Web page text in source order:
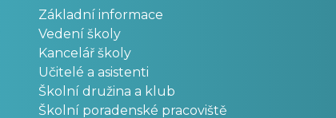
Základní informace
Vedení školy
Kancelář školy
Učitelé a asistenti
Školní družina a klub
Školní poradenské pracoviště